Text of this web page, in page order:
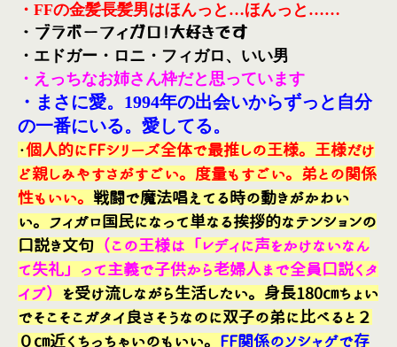
・FFの金髪長髪男はほんっと…ほんっと……
・ブラボーフィガロ!大好きです
・エドガー・ロニ・フィガロ、いい男
・えっちなお姉さん枠だと思っています
・まさに愛。1994年の出会いからずっと自分
の一番にいる。愛してる。
・個人的にFFシリーズ全体で最推しの王様。王様だけ
ど親しみやすさがすごい。度量もすごい。弟との関係
性もいい。 戦闘で魔法唱えてる時の動きがかわい
い。フィガロ国民になって単なる挨拶的なテンションの
口説き文句 （この王様は「レディに声をかけないなん
て失礼」って主義で子供から老婦人まで全員口説くタ
イプ）
を受け流しながら生活したい。身長180㎝ちょい
でそこそこガタイ良さそうなのに双子の弟に比べると２
０㎝近くちっちゃいのもいい。 FF関係のソシャゲで存